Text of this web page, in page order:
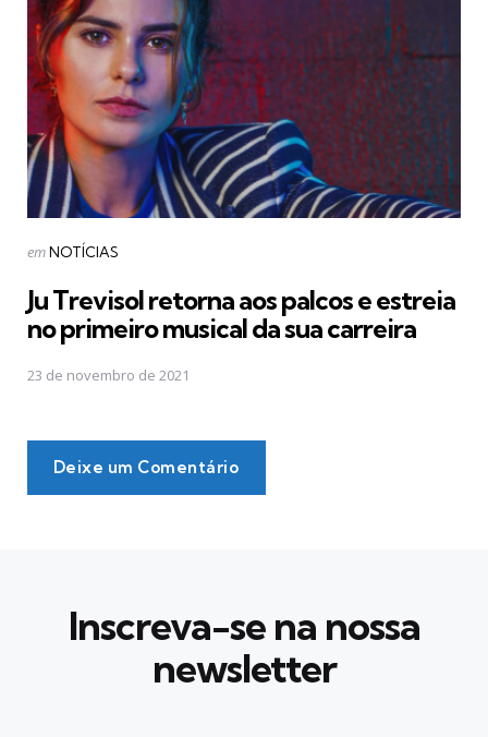
Postado
emNOTÍCIAS
Ju Trevisol retorna aos palcos e estreia
no primeiro musical da sua carreira
23 de novembro de 2021
Deixe um Comentário
Inscreva-se na nossa
newsletter